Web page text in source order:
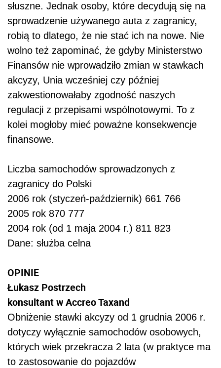
słuszne. Jednak osoby, które decydują się na
sprowadzenie używanego auta z zagranicy,
robią to dlatego, że nie stać ich na nowe. Nie
wolno też zapominać, że gdyby Ministerstwo
Finansów nie wprowadziło zmian w stawkach
akcyzy, Unia wcześniej czy później
zakwestionowałaby zgodność naszych
regulacji z przepisami wspólnotowymi. To z
kolei mogłoby mieć poważne konsekwencje
finansowe.
Liczba samochodów sprowadzonych z
zagranicy do Polski
2006 rok (styczeń-październik) 661 766
2005 rok 870 777
2004 rok (od 1 maja 2004 r.) 811 823
Dane: służba celna
OPINIE
Łukasz Postrzech
konsultant w Accreo Taxand
Obniżenie stawki akcyzy od 1 grudnia 2006 r.
dotyczy wyłącznie samochodów osobowych,
których wiek przekracza 2 lata (w praktyce ma
to zastosowanie do pojazdów